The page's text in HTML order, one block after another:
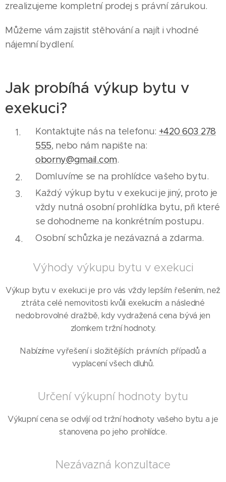
zrealizujeme kompletní prodej s právní zárukou.
Můžeme vám zajistit stěhování a najít i vhodné
nájemní bydlení.
Jak probíhá výkup bytu v
exekuci?
Kontaktujte nás na telefonu: +420 603 278
555, nebo nám napište na:
oborny@gmail.com.
Domluvíme se na prohlídce vašeho bytu.
Každý výkup bytu v exekuci je jiný, proto je
vždy nutná osobní prohlídka bytu, při které
se dohodneme na konkrétním postupu.
Osobní schůzka je nezávazná a zdarma.
Výhody výkupu bytu v exekuci
Výkup bytu v exekuci je pro vás vždy lepším řešením, než
ztráta celé nemovitosti kvůli exekucím a následné
nedobrovolné dražbě, kdy vydražená cena bývá jen
zlomkem tržní hodnoty.
Nabízíme vyřešení i složitějších právních případů a
vyplacení všech dluhů.
Určení výkupní hodnoty bytu
Výkupní cena se odvíjí od tržní hodnoty vašeho bytu a je
stanovena po jeho prohlídce.
Nezávazná konzultace